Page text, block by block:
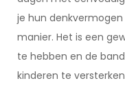
je hun
manier. Het is een
te hebben en de
kinderen te